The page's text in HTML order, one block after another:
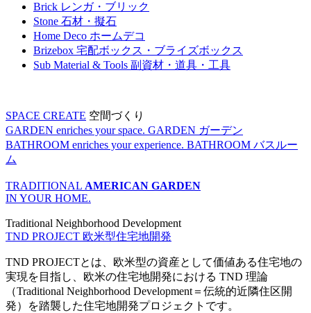
Brick レンガ・ブリック
Stone 石材・擬石
Home Deco ホームデコ
Brizebox 宅配ボックス・ブライズボックス
Sub Material & Tools 副資材・道具・工具
SPACE CREATE 空間づくり
GARDEN enriches your space. GARDEN ガーデン
BATHROOM enriches your experience. BATHROOM バスルー
ム
TRADITIONAL AMERICAN GARDEN
IN YOUR HOME.
Traditional Neighborhood Development
TND PROJECT 欧米型住宅地開発
TND PROJECTとは、欧米型の資産として価値ある住宅地の
実現を目指し、欧米の住宅地開発における TND 理論
（Traditional Neighborhood Development＝伝統的近隣住区開
発）を踏襲した住宅地開発プロジェクトです。